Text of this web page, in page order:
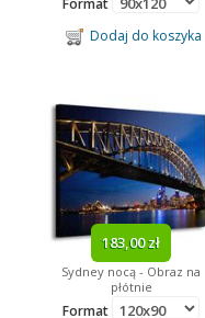
Dodaj do koszyka
183,00 zł
Sydney nocą - Obraz na
płótnie
Format